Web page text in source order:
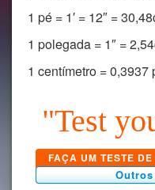
1 pé = 1′ = 12″ =
1 polegada = 1″ =
1 centímetro = 0,3937
"Test
FAÇA UM TESTE